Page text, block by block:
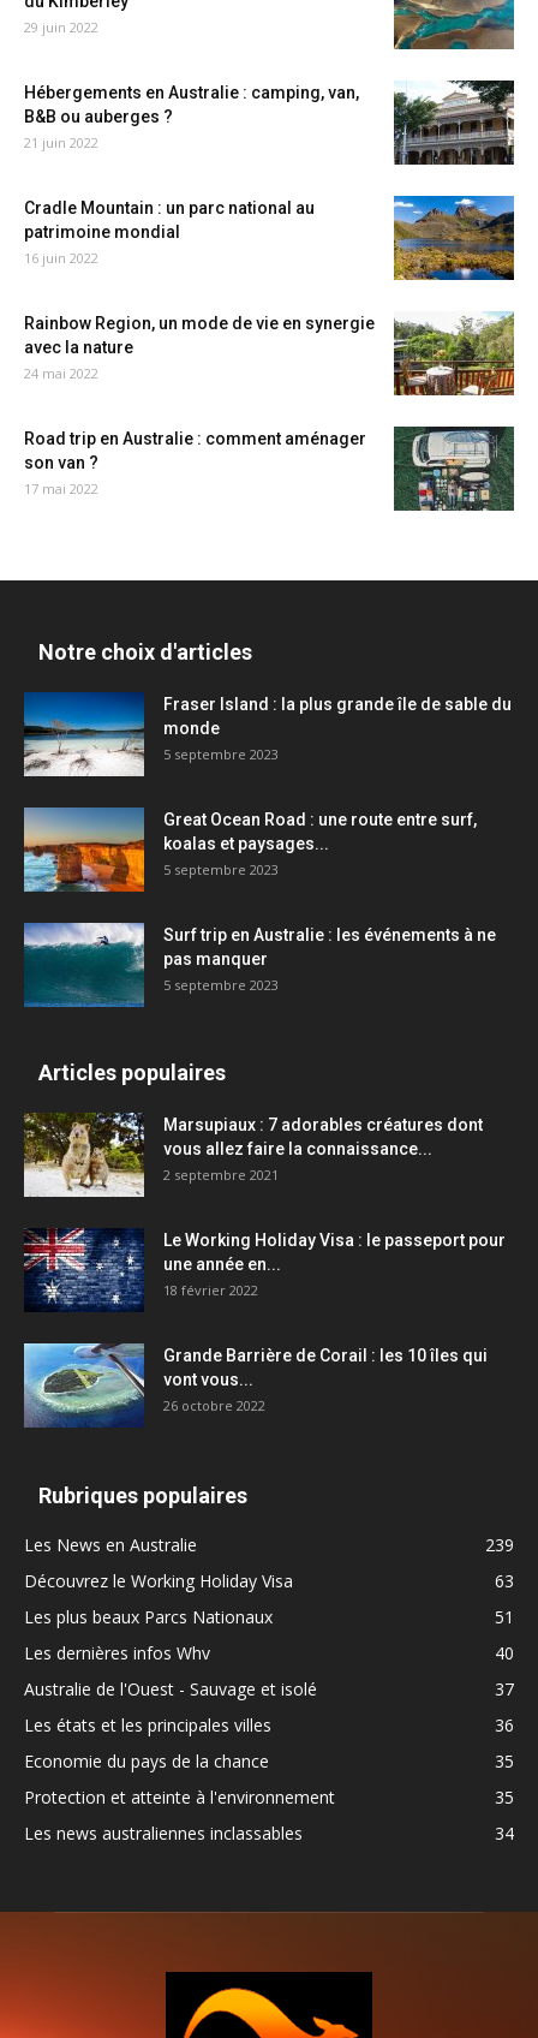
29 juin 2022
Hébergements en Australie : camping, van,
B&B ou auberges ?
21 juin 2022
Cradle Mountain : un parc national au
patrimoine mondial
16 juin 2022
Rainbow Region, un mode de vie en synergie
avec la nature
24 mai 2022
Road trip en Australie : comment aménager
son van ?
17 mai 2022
Notre choix d'articles
Fraser Island : la plus grande île de sable du
monde
5 septembre 2023
Great Ocean Road : une route entre surf,
koalas et paysages...
5 septembre 2023
Surf trip en Australie : les événements à ne
pas manquer
5 septembre 2023
Articles populaires
Marsupiaux : 7 adorables créatures dont
vous allez faire la connaissance...
2 septembre 2021
Le Working Holiday Visa : le passeport pour
une année en...
18 février 2022
Grande Barrière de Corail : les 10 îles qui
vont vous...
26 octobre 2022
Rubriques populaires
Les News en Australie
239
Découvrez le Working Holiday Visa
63
Les plus beaux Parcs Nationaux
51
Les dernières infos Whv
40
Australie de l'Ouest - Sauvage et isolé
37
Les états et les principales villes
36
Economie du pays de la chance
35
Protection et atteinte à l'environnement
35
Les news australiennes inclassables
34